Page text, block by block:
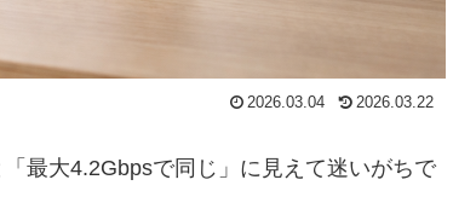
2026.03.04 2026.03.22
最大4.2Gbpsで同じ」に見えて迷いがちで